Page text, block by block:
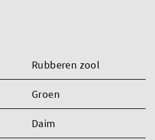
Rubberen zool
Groen
Daim